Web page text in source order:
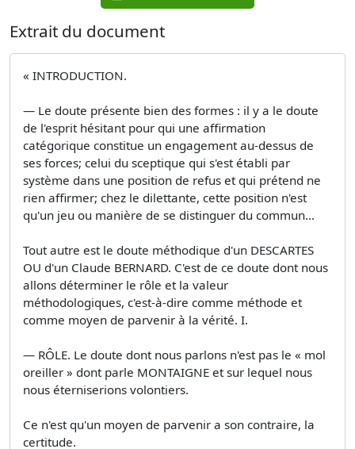
Extrait du document
« INTRODUCTION.
— Le doute présente bien des formes : il y a le doute
de l'esprit hésitant pour qui une affirmation
catégorique constitue un engagement au-dessus de
ses forces; celui du sceptique qui s'est établi par
système dans une position de refus et qui prétend ne
rien affirmer; chez le dilettante, cette position n'est
qu'un jeu ou manière de se distinguer du commun...
Tout autre est le doute méthodique d'un DESCARTES
OU d'un Claude BERNARD. C'est de ce doute dont nous
allons déterminer le rôle et la valeur
méthodologiques, c'est-à-dire comme méthode et
comme moyen de parvenir à la vérité. I.
— RÔLE. Le doute dont nous parlons n'est pas le « mol
oreiller » dont parle MONTAIGNE et sur lequel nous
nous éterniserions volontiers.
Ce n'est qu'un moyen de parvenir a son contraire, la
certitude.